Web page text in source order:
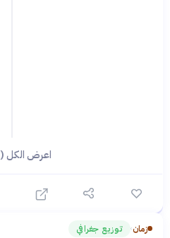
اعرض الكل (12) ←
زمان› توزيع جغرافي